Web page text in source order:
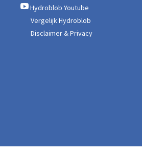
Hydroblob Youtube
Vergelijk Hydroblob
Disclaimer & Privacy